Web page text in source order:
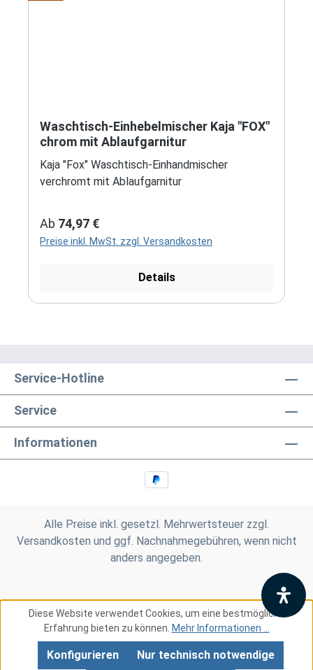
Waschtisch-Einhebelmischer Kaja "FOX"
chrom mit Ablaufgarnitur
Kaja "Fox" Waschtisch-Einhandmischer
verchromt mit Ablaufgarnitur
Regulärer Preis:
Ab 74,97 €
Preise inkl. MwSt. zzgl. Versandkosten
Details
Service-Hotline
Service
Informationen
Alle Preise inkl. gesetzl. Mehrwertsteuer zzgl.
Versandkosten und ggf. Nachnahmegebühren, wenn nicht
anders angegeben.
Diese Website verwendet Cookies, um eine bestmögliche
Erfahrung bieten zu können. Mehr Informationen ...
Nur technisch notwendige
Konfigurieren